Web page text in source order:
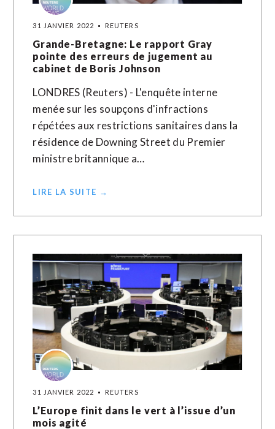
31 JANVIER 2022 REUTERS
Grande-Bretagne: Le rapport Gray
pointe des erreurs de jugement au
cabinet de Boris Johnson
LONDRES (Reuters) - L'enquête interne
menée sur les soupçons d'infractions
répétées aux restrictions sanitaires dans la
résidence de Downing Street du Premier
ministre britannique a…
LIRE LA SUITE →
31 JANVIER 2022 REUTERS
L’Europe finit dans le vert à l’issue d’un
mois agité